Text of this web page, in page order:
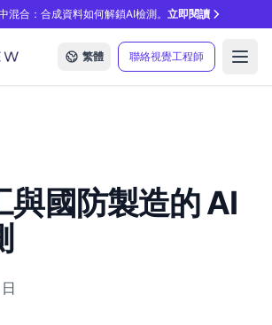
混合：合成資料如何解鎖AI檢測。立即閱讀
繁體 聯絡視覺工程師
與國防製造的 AI